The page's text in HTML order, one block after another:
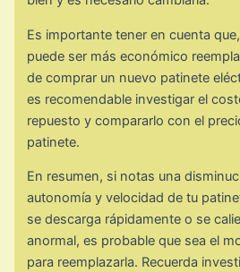
Es importante tener en cuenta
puede ser más económico
de comprar un nuevo patinete
es recomendable investigar el
repuesto y compararlo con el
patinete.
En resumen, si notas una
autonomía y velocidad de tu
se descarga rápidamente o se
anormal, es probable que sea el
para reemplazarla. Recuerda